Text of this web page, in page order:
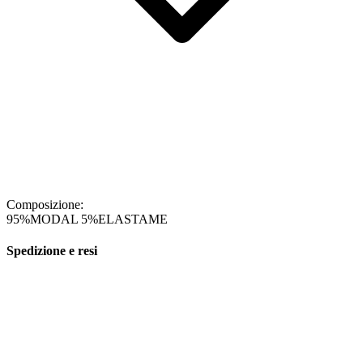
Composizione:
95%MODAL 5%ELASTAME
Spedizione e resi